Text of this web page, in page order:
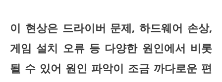
이 현상은 드라이버 문제, 하드웨어 손상,
게임 설치 오류 등 다양한 원인에서 비롯
될 수 있어 원인 파악이 조금 까다로운 편